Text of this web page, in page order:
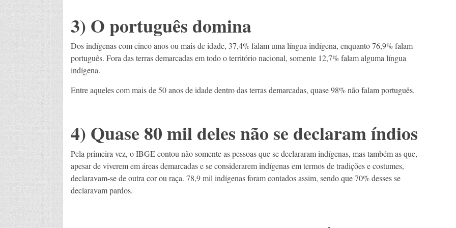
3) O português domina
Dos indígenas com cinco anos ou mais de idade, 37,4% falam uma língua indígena, enquanto 76,9% falam
português. Fora das terras demarcadas em todo o território nacional, somente 12,7% falam alguma língua
indígena.
Entre aqueles com mais de 50 anos de idade dentro das terras demarcadas, quase 98% não falam português.
4) Quase 80 mil deles não se declaram índios
Pela primeira vez, o IBGE contou não somente as pessoas que se declararam indígenas, mas também as que,
apesar de viverem em áreas demarcadas e se considerarem indígenas em termos de tradições e costumes,
declaravam-se de outra cor ou raça. 78,9 mil indígenas foram contados assim, sendo que 70% desses se
declaravam pardos.